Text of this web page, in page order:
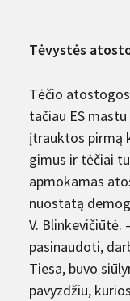
Tėvystės
Tėčio
tačiau ES
įtrauktos pirmą
gimus ir tėčiai
apmokamas
nuostatą
V.
pasinaudoti,
Tiesa, buvo
pavyzdžiu,